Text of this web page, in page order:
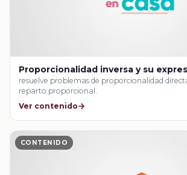
Proporcionalidad inversa y su
resuelve problemas de proporcionalidad
reparto proporcional.
Ver contenido
CONTENIDO